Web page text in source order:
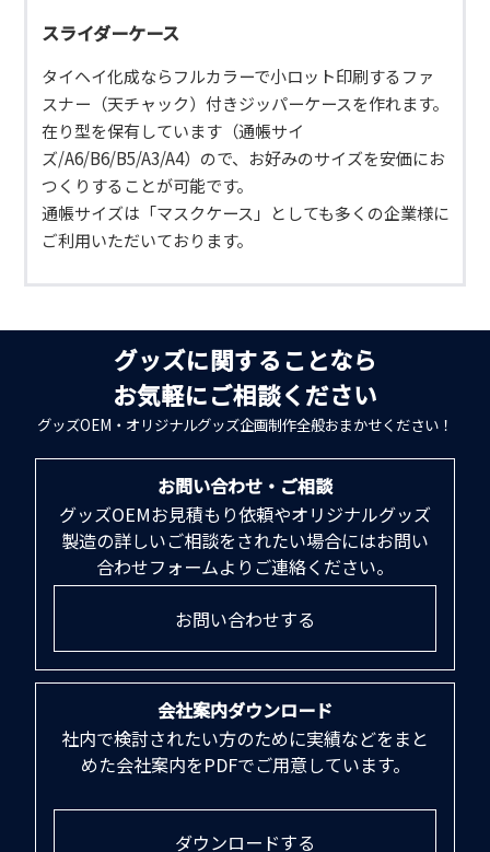
スライダーケース
タイヘイ化成ならフルカラーで小ロット印刷するファ
スナー（天チャック）付きジッパーケースを作れます。
在り型を保有しています（通帳サイ
ズ/A6/B6/B5/A3/A4）ので、お好みのサイズを安価にお
つくりすることが可能です。
通帳サイズは「マスクケース」としても多くの企業様に
ご利用いただいております。
グッズに関することなら
お気軽にご相談ください
グッズOEM・オリジナルグッズ企画制作全般おまかせください！
お問い合わせ・ご相談
グッズOEMお見積もり依頼やオリジナルグッズ
製造の詳しいご相談をされたい場合にはお問い
合わせフォームよりご連絡ください。
お問い合わせする
会社案内ダウンロード
社内で検討されたい方のために実績などをまと
めた会社案内をPDFでご用意しています。
ダウンロードする